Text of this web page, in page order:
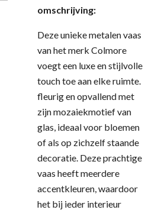
omschrijving:
Deze unieke metalen vaas
van het merk Colmore
voegt een luxe en stijlvolle
touch toe aan elke ruimte.
fleurig en opvallend met
zijn mozaiekmotief van
glas, ideaal voor bloemen
of als op zichzelf staande
decoratie. Deze prachtige
vaas heeft meerdere
accentkleuren, waardoor
het bij ieder interieur